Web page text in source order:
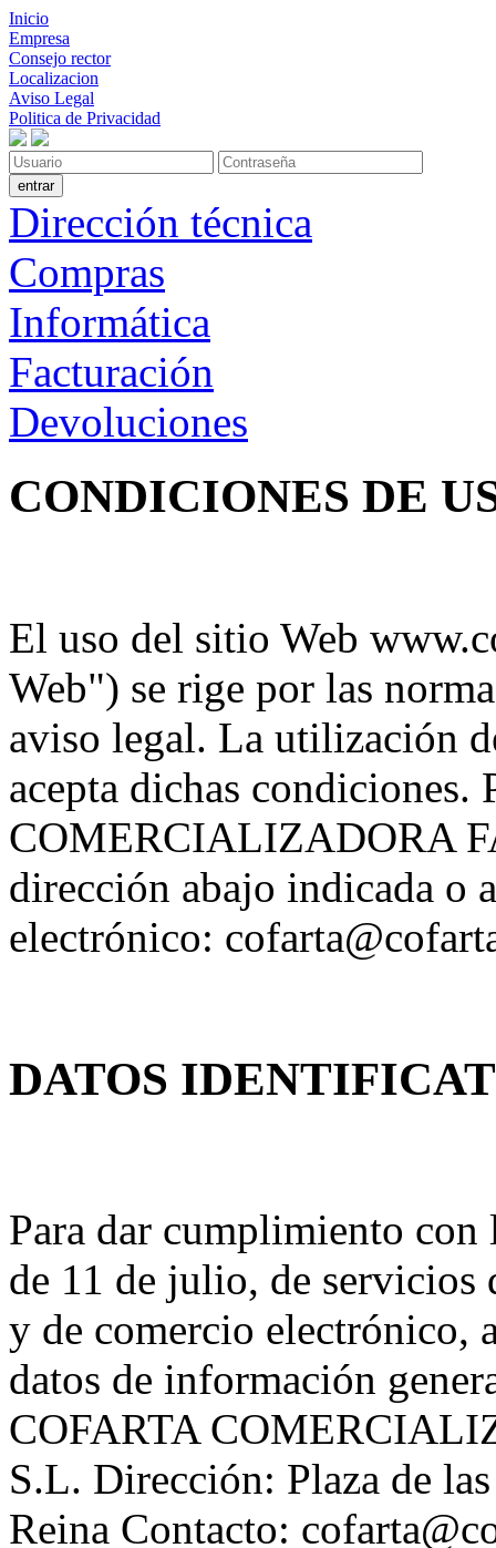
Inicio
Empresa
Consejo rector
Localizacion
Aviso Legal
Politica de Privacidad
Dirección técnica
Compras
Informática
Facturación
Devoluciones
CONDICIONES DE
El uso del sitio Web
Web") se rige por las
aviso legal. La utilización
acepta dichas condiciones.
COMERCIALIZADORA
dirección abajo indicada o
electrónico:
DATOS
Para dar cumplimiento
de 11 de julio, de servicios
y de comercio electrónico,
datos de información
COFARTA
S.L. Dirección: Plaza de
Reina Contacto: